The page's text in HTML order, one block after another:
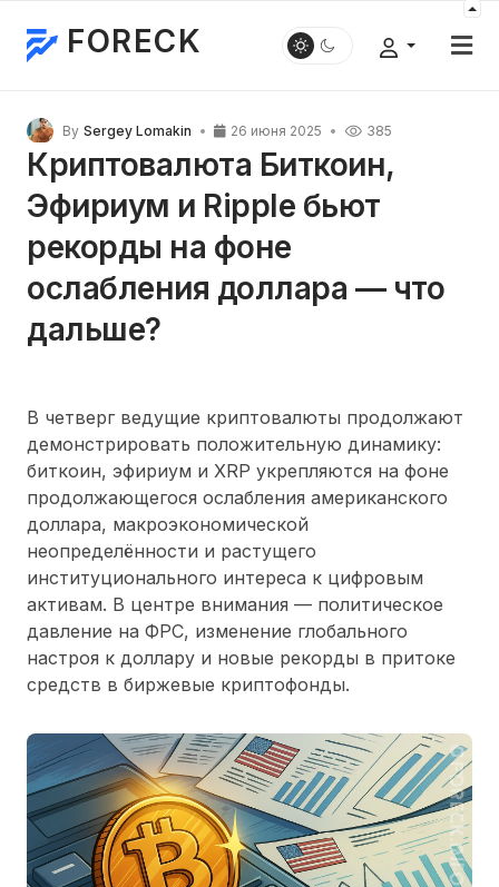
FORECK
By Sergey Lomakin 26 июня 2025 385
Криптовалюта Биткоин,
Эфириум и Ripple бьют
рекорды на фоне
ослабления доллара — что
дальше?
В четверг ведущие криптовалюты продолжают
демонстрировать положительную динамику:
биткоин, эфириум и XRP укрепляются на фоне
продолжающегося ослабления американского
доллара, макроэкономической
неопределённости и растущего
институционального интереса к цифровым
активам. В центре внимания — политическое
давление на ФРС, изменение глобального
настроя к доллару и новые рекорды в притоке
средств в биржевые криптофонды.